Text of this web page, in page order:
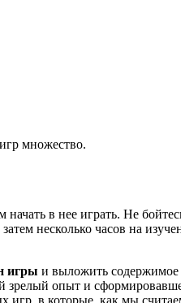
множество.
в нее играть. Не
несколько часов на
игры и выложить содержимое
зрелый опыт и